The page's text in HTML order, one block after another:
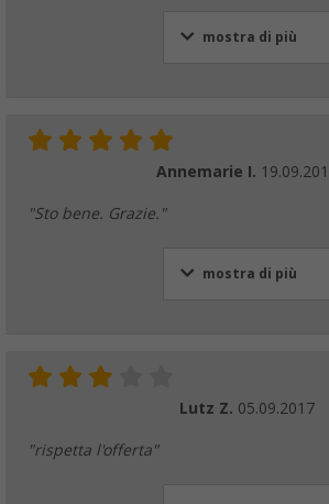
mostra di più
Annemarie I.
"Sto bene. Grazie."
mostra di più
Lutz Z. 05.09.2017
"rispetta l'offerta"